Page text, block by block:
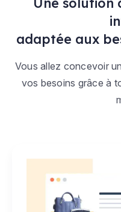
adaptée aux
Vous allez concevoir
vos besoins grâce à